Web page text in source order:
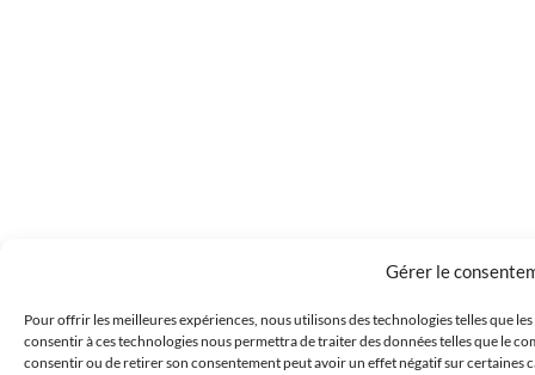
Gérer le
Pour offrir les meilleures expériences, nous utilisons des technologies telles que
consentir à ces technologies nous permettra de traiter des données telles que le
consentir ou de retirer son consentement peut avoir un effet négatif sur certaines